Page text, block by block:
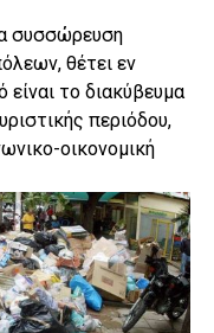
συσσώρευση
θέτει εν
το διακύβευμα
περιόδου,
οικονομική